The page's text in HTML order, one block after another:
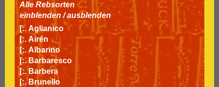
Alle Rebsorten
einblenden /ausblenden
[:. Aglianico
[:. Airén
[:. Albarino
[:. Barbaresco
[:. Barbera
[:. Brunello